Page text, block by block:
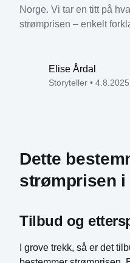
Norge. Vi tar en titt på
strømprisen – enkelt
Elise Årdal
Storyteller • 4.8.2025
Dette
strømprisen
Tilbud og
I grove trekk, så er det